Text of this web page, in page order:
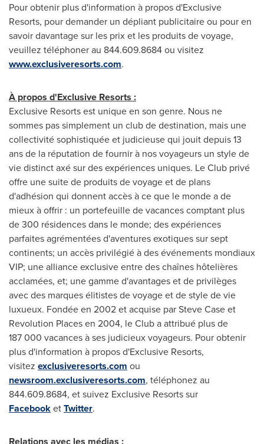
Pour obtenir plus d'information à propos d'Exclusive
Resorts, pour demander un dépliant publicitaire ou pour en
savoir davantage sur les prix et les produits de voyage,
veuillez téléphoner au 844.609.8684 ou visitez
www.exclusiveresorts.com.
À propos d'Exclusive Resorts :
Exclusive Resorts est unique en son genre. Nous ne
sommes pas simplement un club de destination, mais une
collectivité sophistiquée et judicieuse qui jouit depuis 13
ans de la réputation de fournir à nos voyageurs un style de
vie distinct axé sur des expériences uniques. Le Club privé
offre une suite de produits de voyage et de plans
d'adhésion qui donnent accès à ce que le monde a de
mieux à offrir : un portefeuille de vacances comptant plus
de 300 résidences dans le monde; des expériences
parfaites agrémentées d'aventures exotiques sur sept
continents; un accès privilégié à des événements mondiaux
VIP; une alliance exclusive entre des chaînes hôtelières
acclamées, et; une gamme d'avantages et de privilèges
avec des marques élitistes de voyage et de style de vie
luxueux. Fondée en 2002 etacquise parSteve Caseet
Revolution Places en 2004, le Club a attribué plus de
187 000 vacances à ses judicieux voyageurs. Pour obtenir
plus d'information à propos d'Exclusive Resorts,
visitez exclusiveresorts.com ou
newsroom.exclusiveresorts.com, téléphonez au
844.609.8684, et suivez Exclusive Resorts sur
FacebooketTwitter.